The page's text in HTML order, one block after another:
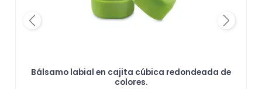
Bálsamo labial en cajita cúbica redondeada de
colores.
Previous Next